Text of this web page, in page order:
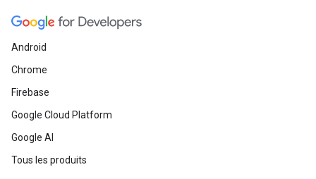
Android
Chrome
Firebase
Google Cloud Platform
Google AI
Tous les produits